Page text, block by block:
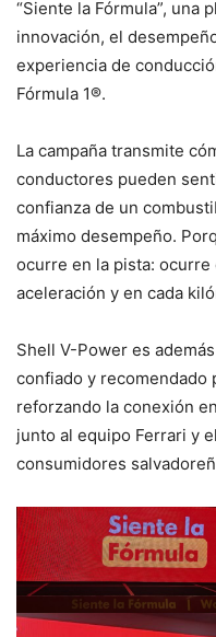
“Siente la Fórmula”, una
innovación, el
experiencia de
Fórmula 1®.
La campaña transmite
conductores pueden
confianza de un
máximo desempeño.
ocurre en la pista: ocurre
aceleración y en cada
Shell V-Power es
confiado y recomendado
reforzando la conexión
junto al equipo Ferrari y
consumidores